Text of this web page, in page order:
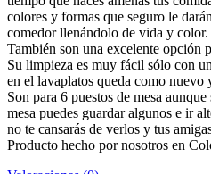
colores y formas que seguro le
comedor llenándolo de vida y color.
También son una excelente opción
Su limpieza es muy fácil sólo con
en el lavaplatos queda como nuevo
Son para 6 puestos de mesa
mesa puedes guardar algunos e ir
no te cansarás de verlos y tus
Producto hecho por nosotros en